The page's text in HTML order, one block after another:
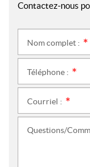
Contactez-nous
Nom complet :
Téléphone :
Courriel :
Questions/